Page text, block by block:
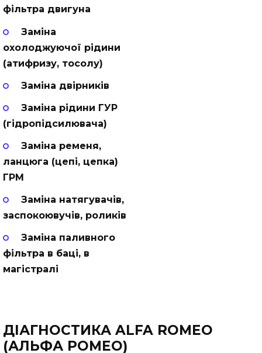
фільтра двигуна
Заміна
охолоджуючої рідини
(атифризу, тосолу)
Заміна двірників
Заміна рідини ГУР
(гідропідсилювача)
Заміна ременя,
ланцюга (цепі, цепка)
ГРМ
Заміна натягувачів,
заспокоювучів, роликів
Заміна паливного
фільтра в баці, в
магістралі
ДІАГНОСТИКА ALFA ROMEO
(АЛЬФА РОМЕО)